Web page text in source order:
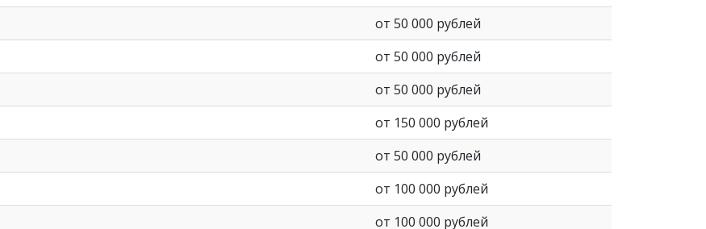
от 50 000 рублей
от 50 000 рублей
от 50 000 рублей
от 150 000 рублей
от 50 000 рублей
от 100 000 рублей
от 100 000 рублей